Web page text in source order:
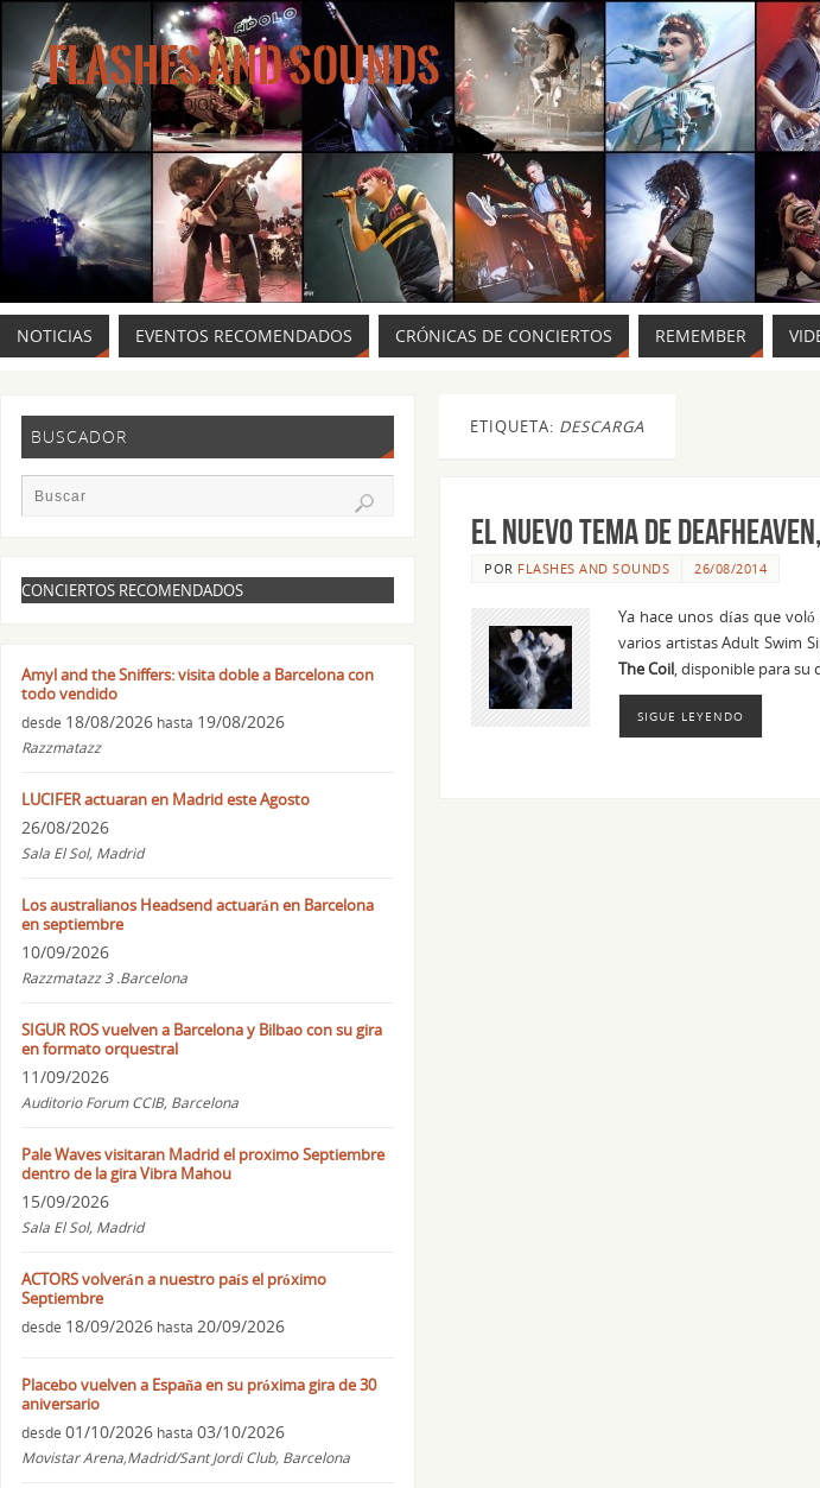
FLASHES AND SOUNDS
MÚSICA PARA LOS OJOS.
NOTICIAS EVENTOS RECOMENDADOS CRÓNICAS DE CONCIERTOS REMEMBER
ETIQUETA: DESCARGA
El nuevo tema de
POR FLASHES AND SOUNDS 26/08/2014
Ya hace unos días que
varios artistas Adult Swim
The Coil, disponible para su
SIGUE LEYENDO
BUSCADOR
CONCIERTOS RECOMENDADOS
Amyl and the Sniffers: visita doble a Barcelona con
todo vendido
desde 18/08/2026 hasta 19/08/2026
Razzmatazz
LUCIFER actuaran en Madrid este Agosto
26/08/2026
Sala El Sol, Madrid
Los australianos Headsend actuarán en Barcelona
en septiembre
10/09/2026
Razzmatazz 3 .Barcelona
SIGUR ROS vuelven a Barcelona y Bilbao con su gira
en formato orquestral
11/09/2026
Auditorio Forum CCIB, Barcelona
Pale Waves visitaran Madrid el proximo Septiembre
dentro de la gira Vibra Mahou
15/09/2026
Sala El Sol, Madrid
ACTORS volverán a nuestro país el próximo
Septiembre
desde 18/09/2026 hasta 20/09/2026
Placebo vuelven a España en su próxima gira de 30
aniversario
desde 01/10/2026 hasta 03/10/2026
Movistar Arena,Madrid/Sant Jordi Club, Barcelona